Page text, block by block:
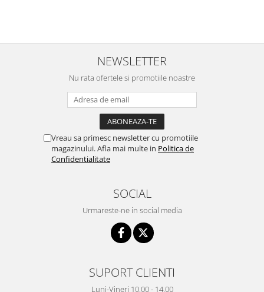
NEWSLETTER
Nu rata ofertele si promotiile noastre
Vreau sa primesc newsletter cu promotiile
magazinului. Afla mai multe in Politica de
Confidentialitate
SOCIAL
Urmareste-ne in social media
SUPORT CLIENTI
Luni-Vineri 10.00 - 14.00